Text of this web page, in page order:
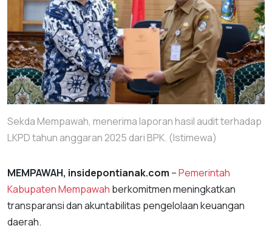
Sekda Mempawah, menerima laporan hasil audit terhadap
LKPD tahun anggaran 2025 dari BPK. (Istimewa)
MEMPAWAH, insidepontianak.com –Pemerintah
Kabupaten Mempawah berkomitmen meningkatkan
transparansi dan akuntabilitas pengelolaan keuangan
daerah.